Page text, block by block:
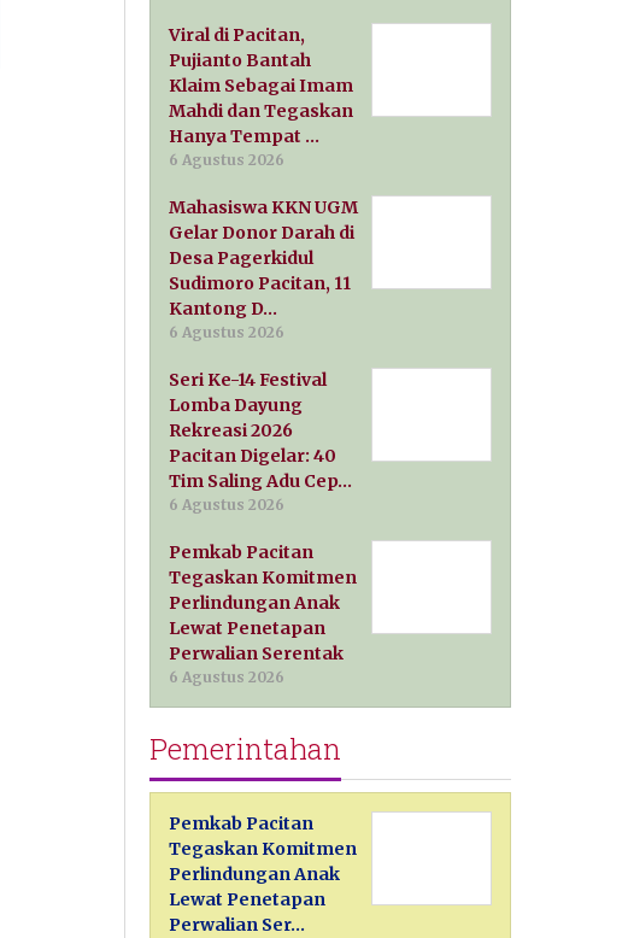
Viral di Pacitan,
Pujianto Bantah
Klaim Sebagai Imam
Mahdi dan Tegaskan
Hanya Tempat …
6 Agustus 2026
Mahasiswa KKN UGM
Gelar Donor Darah di
Desa Pagerkidul
Sudimoro Pacitan, 11
Kantong D…
6 Agustus 2026
Seri Ke-14 Festival
Lomba Dayung
Rekreasi 2026
Pacitan Digelar: 40
Tim Saling Adu Cep…
6 Agustus 2026
Pemkab Pacitan
Tegaskan Komitmen
Perlindungan Anak
Lewat Penetapan
Perwalian Serentak
6 Agustus 2026
Pemerintahan
Pemkab Pacitan
Tegaskan Komitmen
Perlindungan Anak
Lewat Penetapan
Perwalian Ser…